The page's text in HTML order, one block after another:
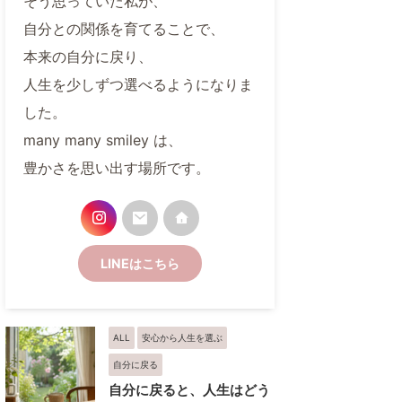
自分との関係を育てることで、
本来の自分に戻り、
人生を少しずつ選べるようになりま
した。
many many smiley は、
豊かさを思い出す場所です。
LINEはこちら
ALL 安心から人生を選ぶ
自分に戻る
自分に戻ると、人生はどう